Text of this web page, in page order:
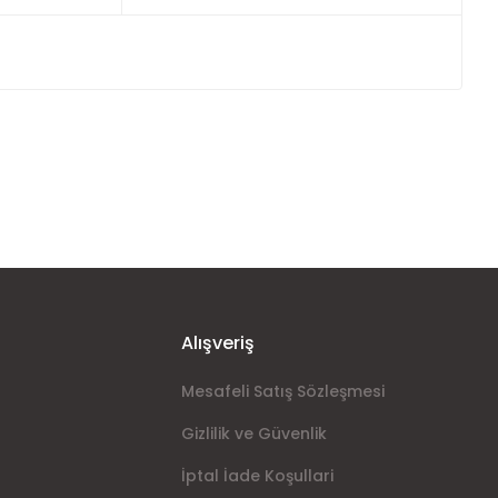
Alışveriş
Mesafeli Satış Sözleşmesi
Gizlilik ve Güvenlik
İptal İade Koşullari